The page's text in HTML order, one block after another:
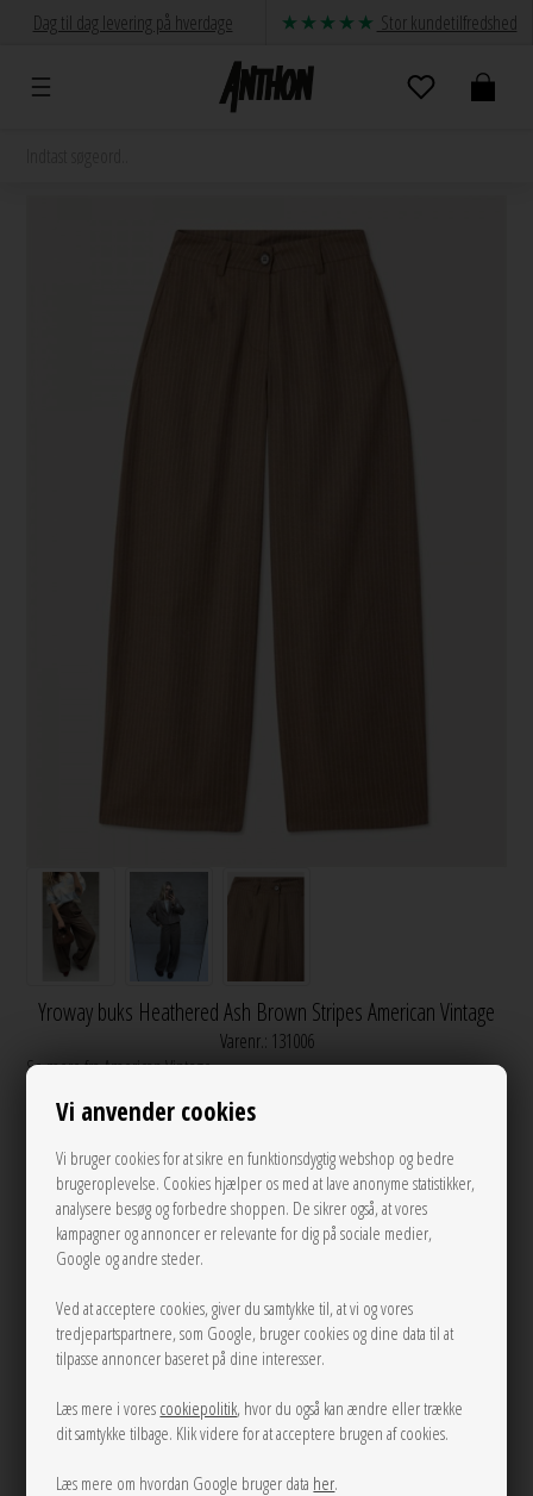
Vi anvender cookies
Vi bruger cookies for at sikre en funktionsdygtig webshop og bedre
brugeroplevelse. Cookies hjælper os med at lave anonyme statistikker,
analysere besøg og forbedre shoppen. De sikrer også, at vores
kampagner og annoncer er relevante for dig på sociale medier,
Google og andre steder.
Ved at acceptere cookies, giver du samtykke til, at vi og vores
tredjepartspartnere, som Google, bruger cookies og dine data til at
tilpasse annoncer baseret på dine interesser.
Læs mere i vores cookiepolitik, hvor du også kan ændre eller trække
dit samtykke tilbage. Klik videre for at acceptere brugen af cookies.
Læs mere om hvordan Google bruger data her.
Dag til dag levering på hverdage Stor kundetilfredshed
Yroway buks Heathered Ash Brown Stripes American Vintage
Varenr.: 131006
Se mere fra American Vintage
1.100,00DKK
M L
LÆG I KURVEN
Tilføj til Ønskeskyen
Lysebrun nålestribet buks fra American Vintage med løs pasform og brede